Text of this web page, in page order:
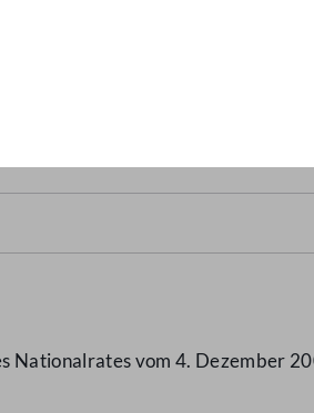
Nationalrates vom 4. Dezember